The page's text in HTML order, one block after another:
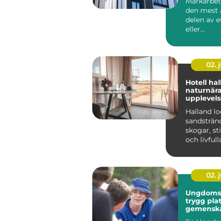
den mest
delen av
eller
men
02.
Hotell
Halland
skogar,
och
många
02.
trygg